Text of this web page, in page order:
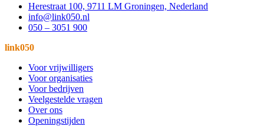
Herestraat 100, 9711 LM Groningen, Nederland
info@link050.nl
050 – 3051 900
link050
Voor vrijwilligers
Voor organisaties
Voor bedrijven
Veelgestelde vragen
Over ons
Openingstijden